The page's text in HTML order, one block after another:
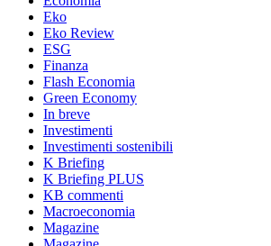
Eko
Eko Review
ESG
Finanza
Flash Economia
Green Economy
In breve
Investimenti
Investimenti sostenibili
K Briefing
K Briefing PLUS
KB commenti
Macroeconomia
Magazine